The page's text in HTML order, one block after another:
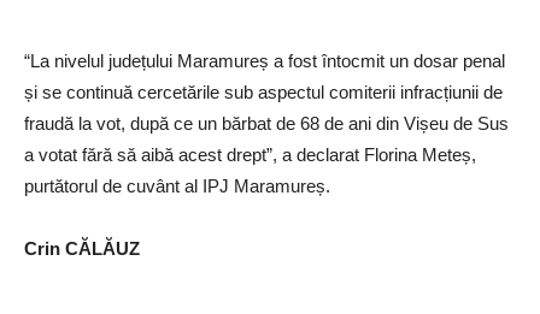
“La nivelul județului Maramureș a fost întocmit un dosar penal
și se continuă cercetările sub aspectul comiterii infracțiunii de
fraudă la vot, după ce un bărbat de 68 de ani din Vișeu de Sus
a votat fără să aibă acest drept”, a declarat Florina Meteș,
purtătorul de cuvânt al IPJ Maramureș.
Crin CĂLĂUZ